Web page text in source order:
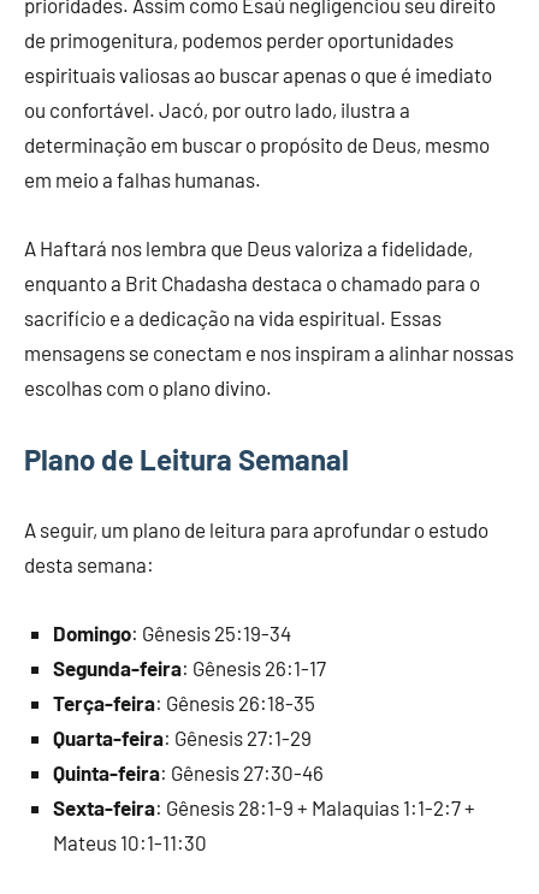
prioridades. Assim como Esaú negligenciou seu direito
de primogenitura, podemos perder oportunidades
espirituais valiosas ao buscar apenas o que é imediato
ou confortável. Jacó, por outro lado, ilustra a
determinação em buscar o propósito de Deus, mesmo
em meio a falhas humanas.
A Haftará nos lembra que Deus valoriza a fidelidade,
enquanto a Brit Chadasha destaca o chamado para o
sacrifício e a dedicação na vida espiritual. Essas
mensagens se conectam e nos inspiram a alinhar nossas
escolhas com o plano divino.
Plano de Leitura Semanal
A seguir, um plano de leitura para aprofundar o estudo
desta semana:
Domingo: Gênesis 25:19-34
Segunda-feira: Gênesis 26:1-17
Terça-feira: Gênesis 26:18-35
Quarta-feira: Gênesis 27:1-29
Quinta-feira: Gênesis 27:30-46
Sexta-feira: Gênesis 28:1-9 + Malaquias 1:1-2:7 +
Mateus 10:1-11:30